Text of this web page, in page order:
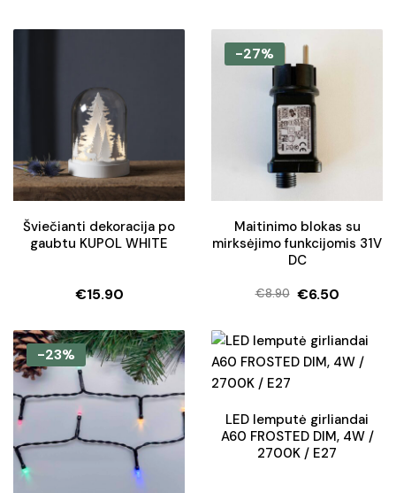
price
was:
€25.90.
price
is:
€21.76.
Šviečianti dekoracija po
gaubtu KUPOL WHITE
€15.90
-27%
Maitinimo blokas su
mirksėjimo funkcijomis 31V
DC
€8.90
Original
was:
€8.90.
€6.50
Current
is:
€6.50.
-23%
LED lemputė girliandai
A60 FROSTED DIM, 4W /
2700K / E27